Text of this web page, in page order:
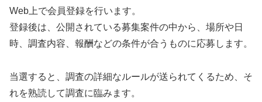
Web上で会員登録を行います。
登録後は、公開されている募集案件の中から、場所や日
時、調査内容、報酬などの条件が合うものに応募します。
当選すると、調査の詳細なルールが送られてくるため、そ
れを熟読して調査に臨みます。